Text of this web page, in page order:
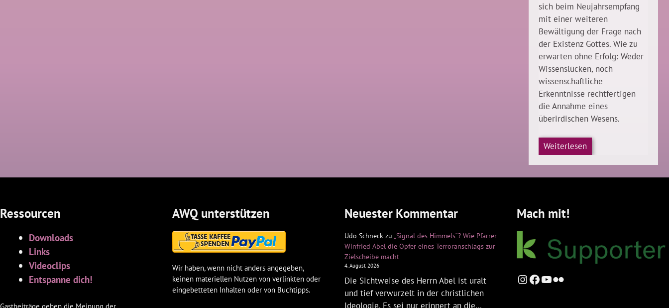
sich beim Neujahrsempfang
mit einer weiteren
Bewältigung der Frage nach
der Existenz Gottes. Wie zu
erwarten ohne Erfolg: Weder
Wissenslücken, noch
wissenschaftliche
Erkenntnisse rechtfertigen
die Annahme eines
überirdischen Wesens.
Weiterlesen
Ressourcen
Downloads
Links
Videoclips
Entspanne dich!
AWQ unterstützen
Wir haben, wenn nicht anders angegeben,
keinen materiellen Nutzen von verlinkten oder
eingebetteten Inhalten oder von Buchtipps.
Neuester Kommentar
Udo Schneck zu „Signal des Himmels“? Wie Pfarrer
Winfried Abel die Opfer eines Terroranschlags zur
Zielscheibe macht
4. August 2026
Die Sichtweise des Herrn Abel ist uralt
und tief verwurzelt in der christlichen
Ideologie. Es sei nur erinnert an die…
Mach mit!
Instagram
Facebook
YouTube
Flickr